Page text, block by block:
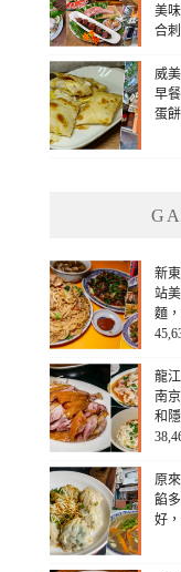
美
合
威
早
蛋
新
站
麵
龍
南
和
原
餡
好